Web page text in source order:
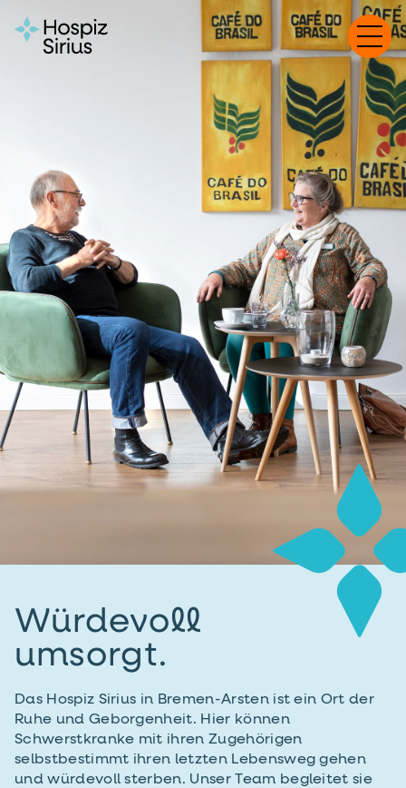
Würdevoll
umsorgt.
Das Hospiz Sirius in Bremen-Arsten ist ein Ort der
Ruhe und Geborgenheit. Hier können
Schwerstkranke mit ihren Zugehörigen
selbstbestimmt ihren letzten Lebensweg gehen
und würdevoll sterben. Unser Team begleitet sie